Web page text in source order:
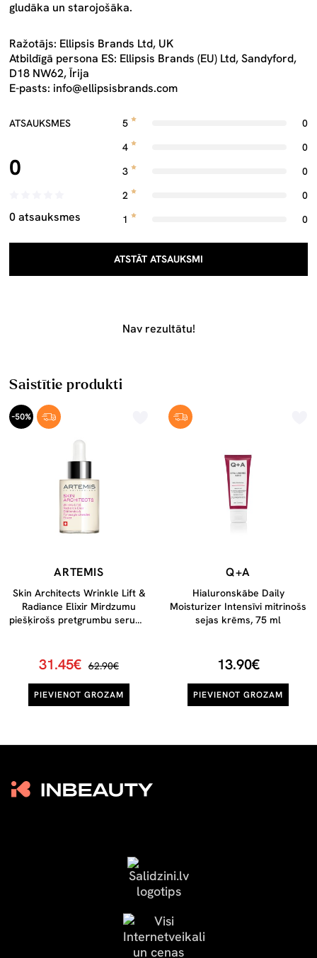
gludāka un starojošāka.
Ražotājs: Ellipsis Brands Ltd, UK
Atbildīgā persona ES: Ellipsis Brands (EU) Ltd, Sandyford,
D18 NW62, Īrija
E-pasts: info@ellipsisbrands.com
ATSAUKSMES
0
0 atsauksmes
5
0
4
0
3
0
2
0
1
0
ATSTĀT ATSAUKSMI
Nav rezultātu!
Saistītie produkti
-50%
ARTEMIS
Skin Architects Wrinkle Lift &
Radiance Elixir Mirdzumu
piešķirošs pretgrumbu serums
31.45€ 62.90€
PIEVIENOT GROZAM
Q+A
Hialuronskābe Daily
Moisturizer Intensīvi mitrinošs
sejas krēms, 75 ml
13.90€
PIEVIENOT GROZAM